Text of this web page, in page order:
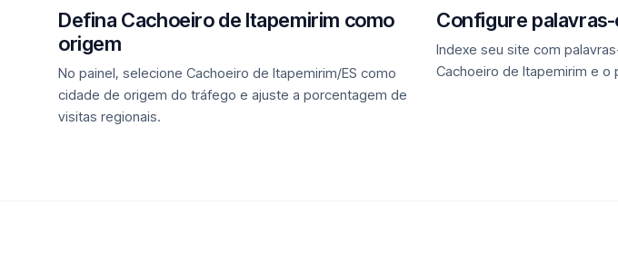
Defina Cachoeiro de Itapemirim como
origem
No painel, selecione Cachoeiro de Itapemirim/ES como
cidade de origem do tráfego e ajuste a porcentagem de
visitas regionais.
Configure
Indexe seu site com
Cachoeiro de Itapemirim e o